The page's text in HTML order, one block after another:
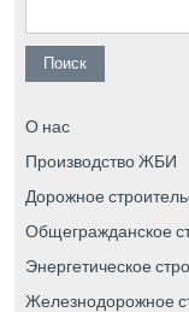
О нас
Производство ЖБИ
Дорожное
Общегражданское
Энергетическое
Железнодорожное